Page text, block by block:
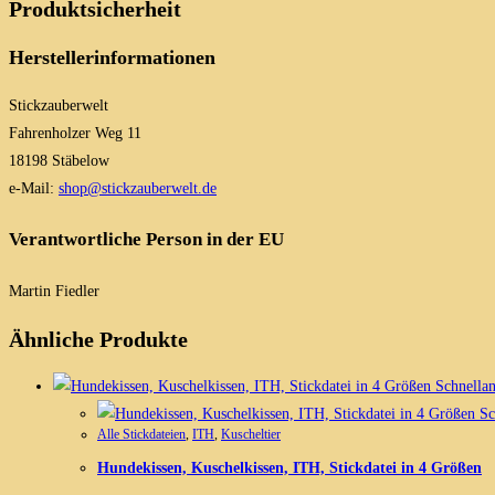
Produktsicherheit
Herstellerinformationen
Stickzauberwelt
Fahrenholzer Weg 11
18198 Stäbelow
e-Mail: shop@stickzauberwelt.de
Verantwortliche Person in der EU
Martin Fiedler
Ähnliche Produkte
Alle Stickdateien, ITH, Kuscheltier
Hundekissen, Kuschelkissen, ITH, Stickdatei in 4 Größen